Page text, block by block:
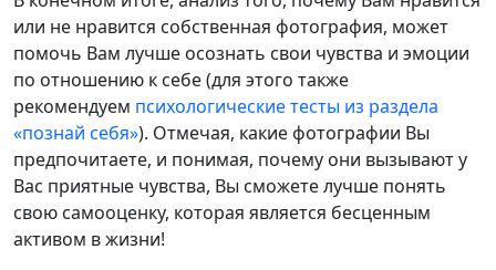
или не нравится собственная фотография, может
помочь Вам лучше осознать свои чувства и эмоции
по отношению к себе (для этого также
рекомендуем психологические тесты из раздела
«познай себя»). Отмечая, какие фотографии Вы
предпочитаете, и понимая, почему они вызывают у
Вас приятные чувства, Вы сможете лучше понять
свою самооценку, которая является бесценным
активом в жизни!